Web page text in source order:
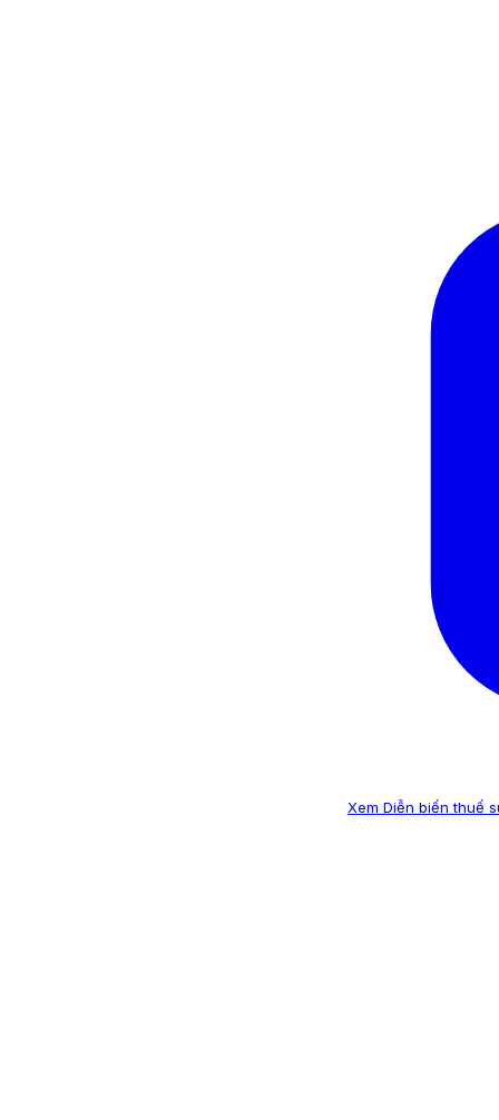
Xem Diễn biến thuế